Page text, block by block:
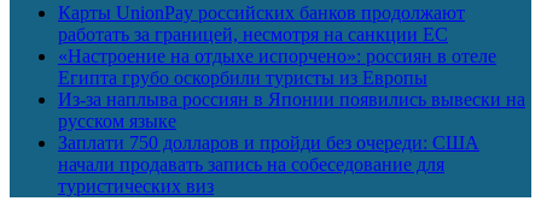
Карты UnionPay российских банков продолжают
работать за границей, несмотря на санкции ЕС
«Настроение на отдыхе испорчено»: россиян в отеле
Египта грубо оскорбили туристы из Европы
Из-за наплыва россиян в Японии появились вывески на
русском языке
Заплати 750 долларов и пройди без очереди: США
начали продавать запись на собеседование для
туристических виз